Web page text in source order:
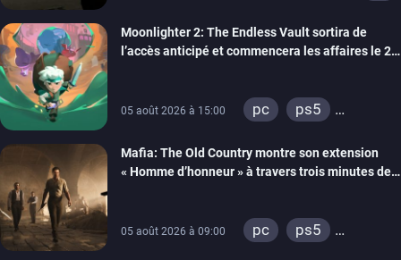
Moonlighter 2: The Endless Vault sortira de
l’accès anticipé et commencera les affaires le 2
05 août 2026 à 15:00 pc
ps5
Mafia: The Old Country montre son extension
« Homme d’honneur » à travers trois minutes de
05 août 2026 à 09:00 pc
ps5